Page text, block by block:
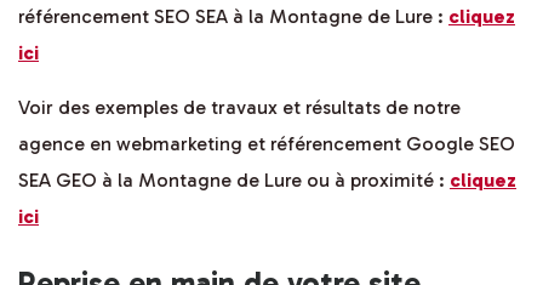
référencement SEO SEA à la Montagne de Lure : cliquez
ici
Voir des exemples de travaux et résultats de notre
agence en webmarketing et référencement Google SEO
SEA GEO à la Montagne de Lure ou à proximité : cliquez
ici